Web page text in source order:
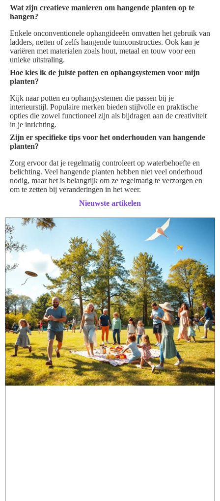
Wat zijn creatieve manieren om hangende planten op te
hangen?
Enkele onconventionele ophangideeën omvatten het gebruik van
ladders, netten of zelfs hangende tuinconstructies. Ook kan je
variëren met materialen zoals hout, metaal en touw voor een
unieke uitstraling.
Hoe kies ik de juiste potten en ophangsystemen voor mijn
planten?
Kijk naar potten en ophangsystemen die passen bij je
interieurstijl. Populaire merken bieden stijlvolle en praktische
opties die zowel functioneel zijn als bijdragen aan de creativiteit
in je inrichting.
Zijn er specifieke tips voor het onderhouden van hangende
planten?
Zorg ervoor dat je regelmatig controleert op waterbehoefte en
belichting. Veel hangende planten hebben niet veel onderhoud
nodig, maar het is belangrijk om ze regelmatig te verzorgen en
om te zetten bij veranderingen in het weer.
Nieuwste artikelen